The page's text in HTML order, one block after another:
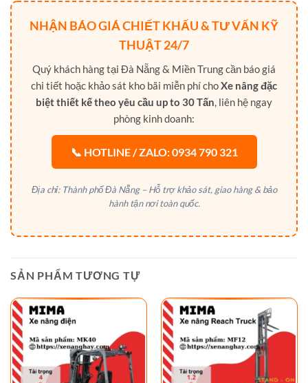
NHẬN BÁO GIÁ CHIẾT KHẤU & TƯ VẤN KỸ
THUẬT 24/7
Quý khách hàng tại Đà Nẵng & Miền Trung cần báo giá
chi tiết hoặc khảo sát kho bãi miễn phí choXe nâng đặc
biệt thiết kế theo yêu cầu up to 30 Tấn , liên hệ ngay
phòng kinh doanh:
📞 HOTLINE / ZALO: 0934 790 321
Địa chỉ: Thành phố Đà Nẵng – Hỗ trợ khảo sát, giao hàng & bảo
hành tận nơi toàn quốc.
SẢN PHẨM TƯƠNG TỰ